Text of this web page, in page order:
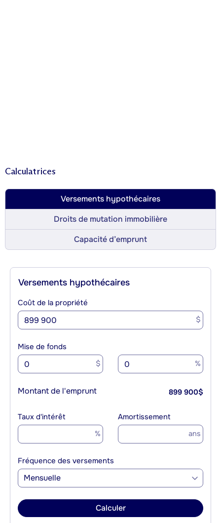
Calculatrices
Versements hypothécaires
Droits de mutation immobilière
Capacité d’emprunt
Versements hypothécaires
Coût de la propriété
$
Mise de fonds
$ %
Montant de l'emprunt 899 900$
Taux d'intérêt
%
Amortissement
ans
Fréquence des versements
Mensuelle
Calculer